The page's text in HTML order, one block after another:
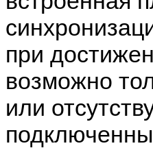
при
возможно
или